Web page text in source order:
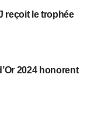
reçoit le trophée
2024 honorent